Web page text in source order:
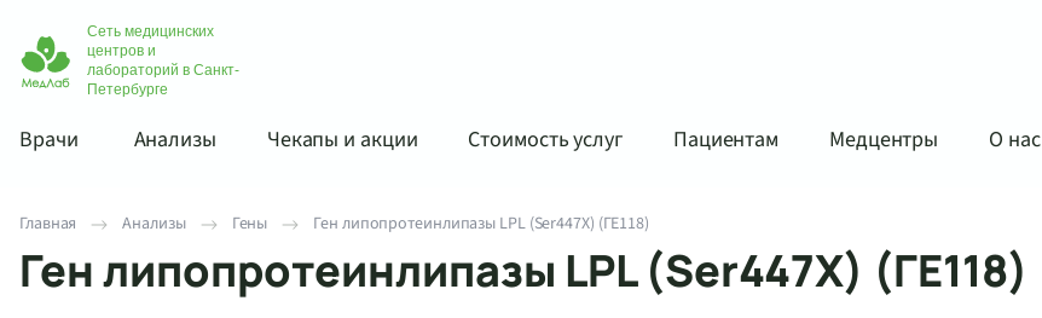
Сеть медицинских
центров и
лабораторий в Санкт-
Петербурге
Врачи Анализы Чекапы и акции Стоимость услуг Пациентам Медцентры О нас
Главная Анализы Гены Ген липопротеинлипазы LPL (Ser447X) (ГЕ118)
Ген липопротеинлипазы LPL (Ser447X) (ГЕ118)